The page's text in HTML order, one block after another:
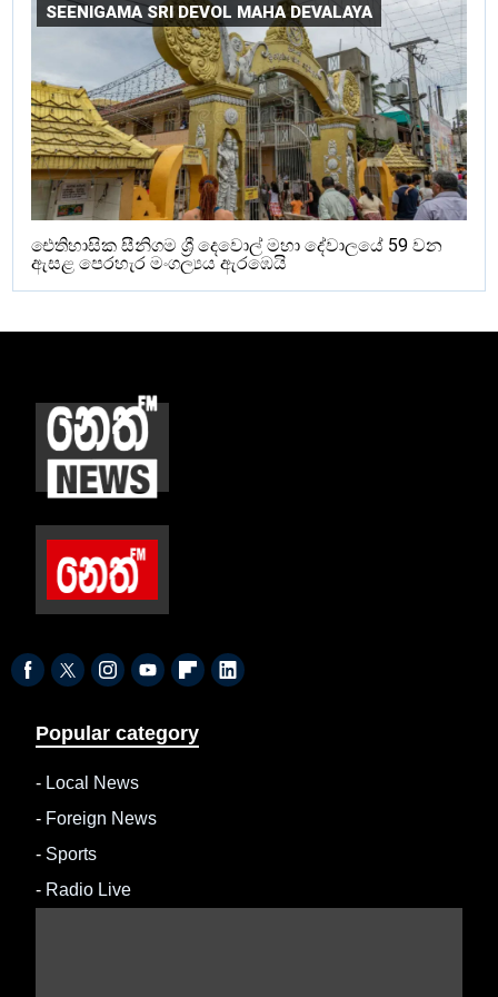
SEENIGAMA SRI DEVOL MAHA DEVALAYA
ඓතිහාසික සීනිගම ශ්‍රී දෙවොල් මහා දේවාලයේ 59 වන
ඇසළ පෙරහැර මංගල්‍යය ඇරඹෙයි
Popular category
- Local News
- Foreign News
- Sports
- Radio Live